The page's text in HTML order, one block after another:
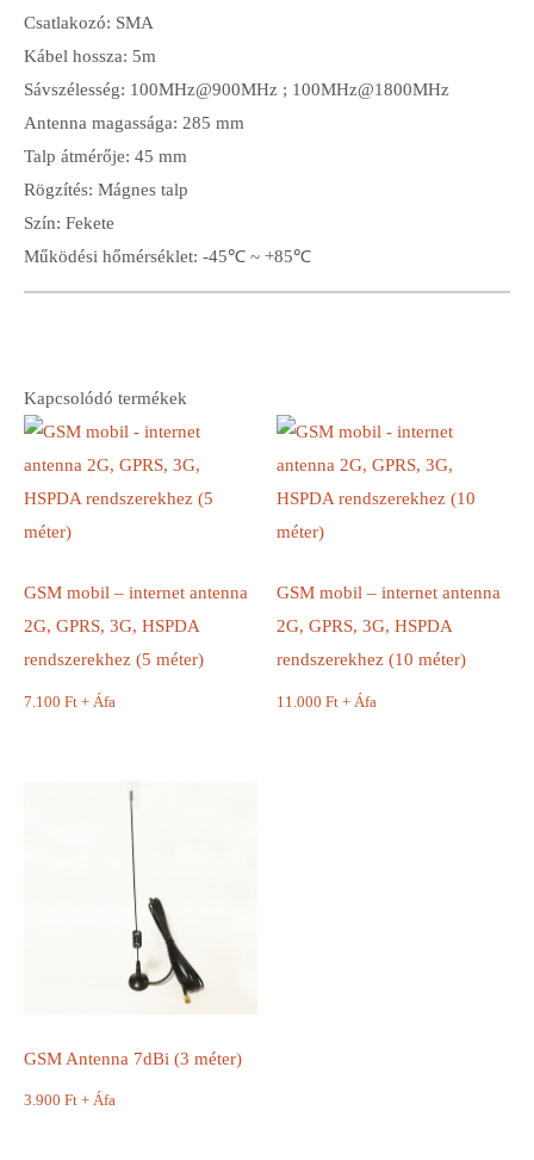
Csatlakozó: SMA
Kábel hossza: 5m
Sávszélesség: 100MHz@900MHz ; 100MHz@1800MHz
Antenna magassága: 285 mm
Talp átmérője: 45 mm
Rögzítés: Mágnes talp
Szín: Fekete
Működési hőmérséklet: -45℃ ~ +85℃
Kapcsolódó termékek
GSM mobil – internet antenna
2G, GPRS, 3G, HSPDA
rendszerekhez (5 méter)
7.100 Ft + Áfa
GSM mobil – internet antenna
2G, GPRS, 3G, HSPDA
rendszerekhez (10 méter)
11.000Ft + Áfa
GSM Antenna 7dBi (3 méter)
3.900 Ft + Áfa